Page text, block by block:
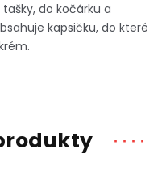
do kočárku a
kapsičku, do které